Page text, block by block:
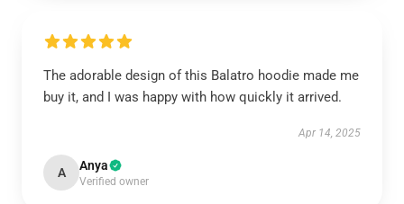
The adorable design of this Balatro hoodie made me
buy it, and I was happy with how quickly it arrived.
Apr 14, 2025
A Anya
Verified owner